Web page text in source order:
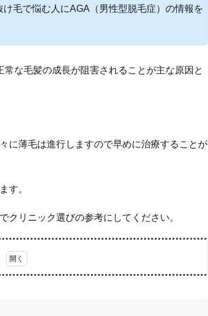
毛で悩む人にAGA（男性型脱毛症）の情報を
な毛髪の成長が阻害されることが主な原因と
に薄毛は進行しますので早めに治療することが
す。
クリニック選びの参考にしてください。